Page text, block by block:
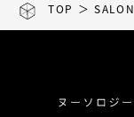
TOP ＞SALON